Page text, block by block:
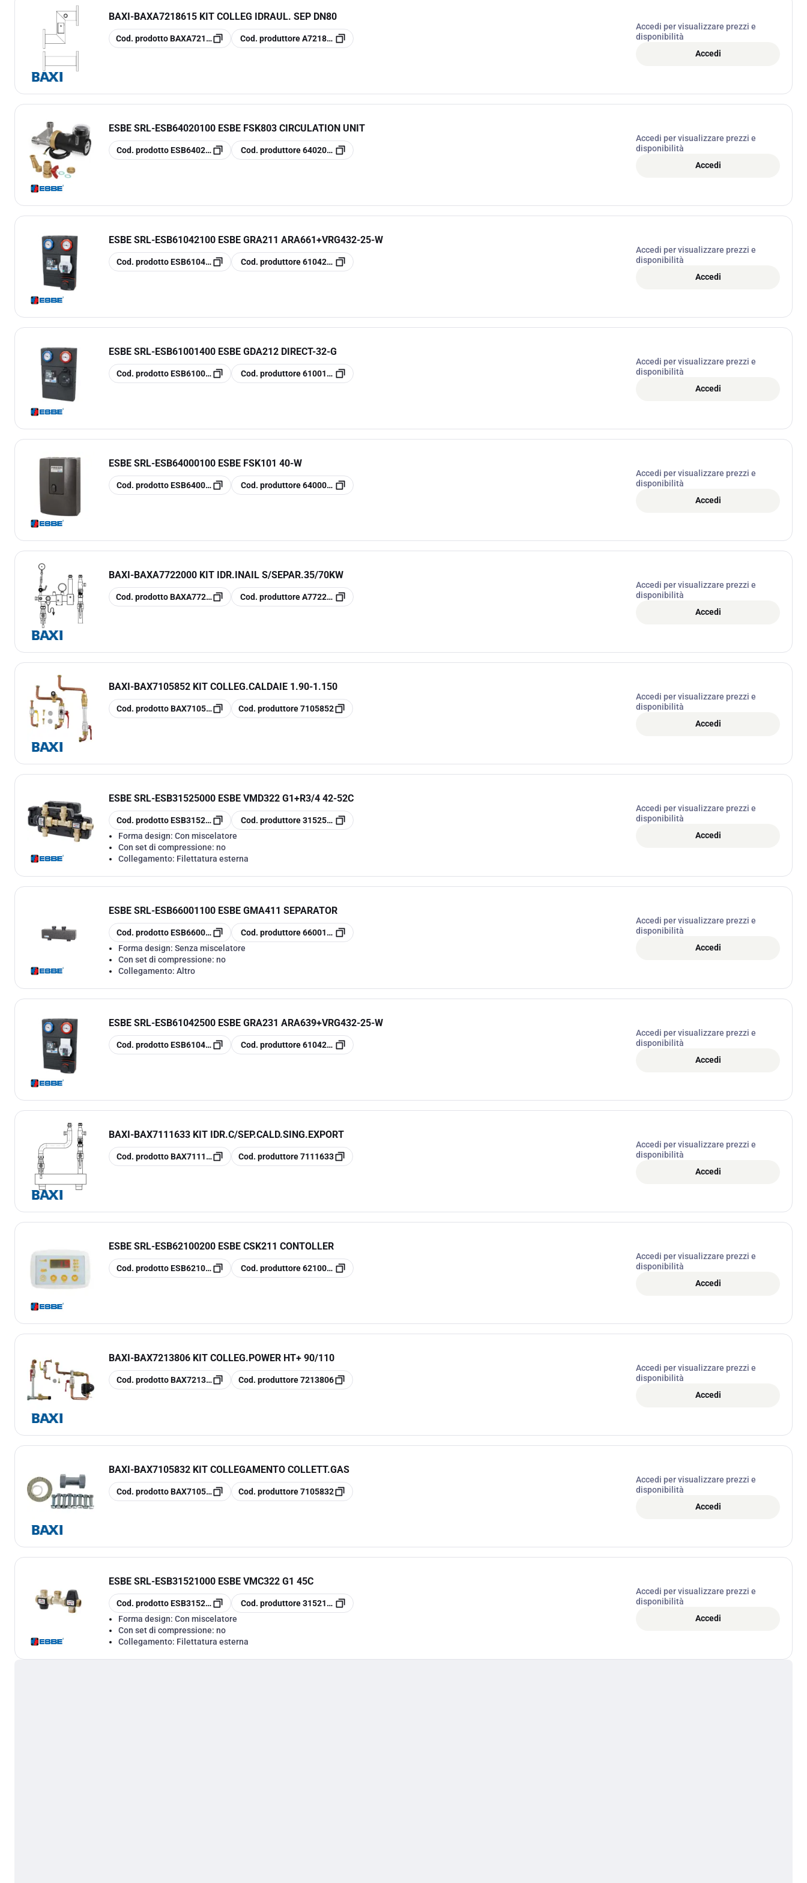
BAXI-BAXA7218615 KIT COLLEG IDRAUL. SEP DN80
copia
Cod. prodottoBAXA7218615 copia
Cod. produttoreA7218615
Accedi per visualizzare prezzi e
disponibilità
Accedi
ESBE SRL-ESB64020100 ESBE FSK803 CIRCULATION UNIT
copia
Cod. prodottoESB64020100 copiaCod. produttore 64020100
Accedi per visualizzare prezzi e
disponibilità
Accedi
ESBE SRL-ESB61042100 ESBE GRA211 ARA661+VRG432-25-W
copia
Cod. prodottoESB61042100 copiaCod. produttore 61042100
Accedi per visualizzare prezzi e
disponibilità
Accedi
ESBE SRL-ESB61001400 ESBE GDA212 DIRECT-32-G
copia
Cod. prodottoESB61001400 copiaCod. produttore 61001400
Accedi per visualizzare prezzi e
disponibilità
Accedi
ESBE SRL-ESB64000100 ESBE FSK101 40-W
copia
Cod. prodottoESB64000100 copiaCod. produttore 64000100
Accedi per visualizzare prezzi e
disponibilità
Accedi
BAXI-BAXA7722000 KIT IDR.INAIL S/SEPAR.35/70KW
copia
Cod. prodottoBAXA7722000 copia
Cod. produttoreA7722000
Accedi per visualizzare prezzi e
disponibilità
Accedi
BAXI-BAX7105852 KIT COLLEG.CALDAIE 1.90-1.150
copia
Cod. prodotto BAX7105852 copia
Cod. produttore7105852
Accedi per visualizzare prezzi e
disponibilità
Accedi
ESBE SRL-ESB31525000 ESBE VMD322 G1+R3/4 42-52C
copia
Cod. prodottoESB31525000 copiaCod. produttore 31525000
Forma design: Con miscelatore
Con set di compressione: no
Collegamento: Filettatura esterna
Accedi per visualizzare prezzi e
disponibilità
Accedi
ESBE SRL-ESB66001100 ESBE GMA411 SEPARATOR
copia
Cod. prodottoESB66001100 copiaCod. produttore 66001100
Forma design: Senza miscelatore
Con set di compressione: no
Collegamento: Altro
Accedi per visualizzare prezzi e
disponibilità
Accedi
ESBE SRL-ESB61042500 ESBE GRA231 ARA639+VRG432-25-W
copia
Cod. prodottoESB61042500 copiaCod. produttore 61042500
Accedi per visualizzare prezzi e
disponibilità
Accedi
BAXI-BAX7111633 KIT IDR.C/SEP.CALD.SING.EXPORT
copia
Cod. prodotto BAX7111633 copia
Cod. produttore7111633
Accedi per visualizzare prezzi e
disponibilità
Accedi
ESBE SRL-ESB62100200 ESBE CSK211 CONTOLLER
copia
Cod. prodottoESB62100200 copiaCod. produttore 62100200
Accedi per visualizzare prezzi e
disponibilità
Accedi
BAXI-BAX7213806 KIT COLLEG.POWER HT+ 90/110
copia
Cod. prodotto BAX7213806 copia
Cod. produttore7213806
Accedi per visualizzare prezzi e
disponibilità
Accedi
BAXI-BAX7105832 KIT COLLEGAMENTO COLLETT.GAS
copia
Cod. prodotto BAX7105832 copia
Cod. produttore7105832
Accedi per visualizzare prezzi e
disponibilità
Accedi
ESBE SRL-ESB31521000 ESBE VMC322 G1 45C
copia
Cod. prodottoESB31521000 copiaCod. produttore 31521000
Forma design: Con miscelatore
Con set di compressione: no
Collegamento: Filettatura esterna
Accedi per visualizzare prezzi e
disponibilità
Accedi